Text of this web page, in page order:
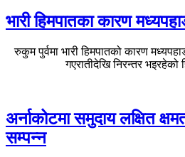
भारी हिमपातका कारण
रुकुम पुर्वमा भारी हिमपातको कारण
गएरातीदेखि निरन्तर भइरहेको
अर्नाकोटमा समुदाय लक्षित
सम्पन्न